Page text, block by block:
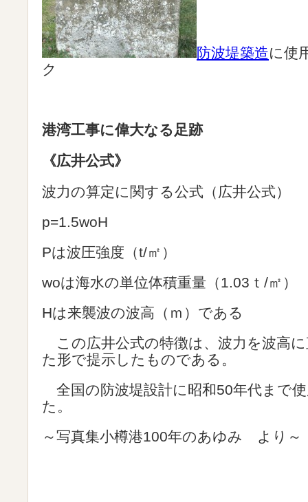
防波堤築造に使
ク
港湾工事に偉大なる足跡
《広井公式》
波力の算定に関する公式（広井公式）
p=1.5woH
Pは波圧強度（t/㎡）
woは海水の単位体積重量（1.03ｔ/㎡）
Hは来襲波の波高（ｍ）である
この広井公式の特徴は、波力を波高
た形で提示したものである。
全国の防波堤設計に昭和50年代まで
た。
～写真集小樽港100年のあゆみ より～